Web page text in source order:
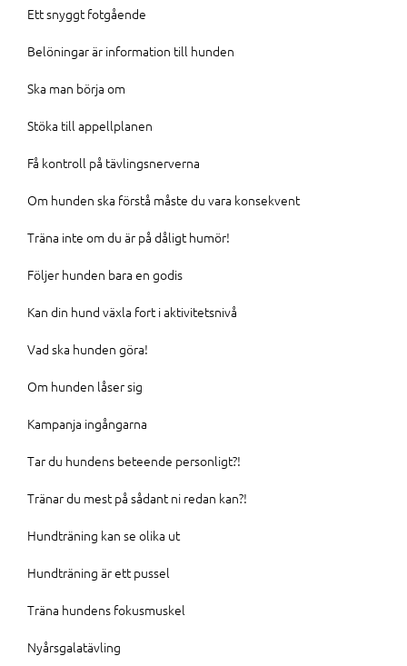
Ett snyggt fotgående
Belöningar är information till hunden
Ska man börja om
Stöka till appellplanen
Få kontroll på tävlingsnerverna
Om hunden ska förstå måste du vara konsekvent
Träna inte om du är på dåligt humör!
Följer hunden bara en godis
Kan din hund växla fort i aktivitetsnivå
Vad ska hunden göra!
Om hunden låser sig
Kampanja ingångarna
Tar du hundens beteende personligt?!
Tränar du mest på sådant ni redan kan?!
Hundträning kan se olika ut
Hundträning är ett pussel
Träna hundens fokusmuskel
Nyårsgalatävling